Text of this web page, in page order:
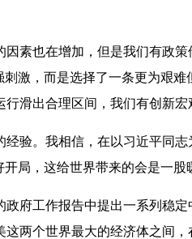
也在增加，但是我们有政策
激，而是选择了一条更为艰
滑出合理区间，我们有创新宏
。我相信，在以习近平同志
局，这给世界带来的会是一股
工作报告中提出一系列稳定
两个世界最大的经济体之间